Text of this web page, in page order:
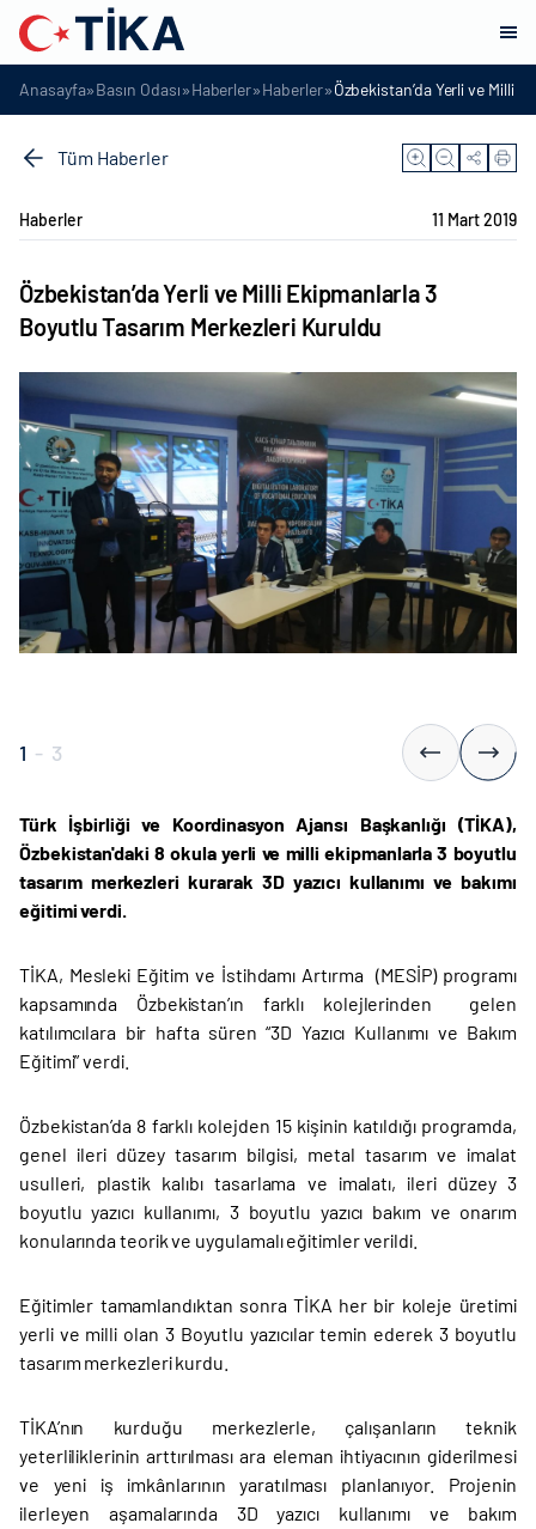
Anasayfa»Basın Odası»Haberler»Haberler»Özbekistan’da Yerli ve Milli
Tüm Haberler
Haberler 11 Mart 2019
Özbekistan’da Yerli ve Milli Ekipmanlarla 3
Boyutlu Tasarım Merkezleri Kuruldu
1 - 3
Türk İşbirliği ve Koordinasyon Ajansı Başkanlığı (TİKA),
Özbekistan'daki 8 okula yerli ve milli ekipmanlarla 3 boyutlu
tasarım merkezleri kurarak 3D yazıcı kullanımı ve bakımı
eğitimi verdi.
TİKA, Mesleki Eğitim ve İstihdamı Artırma (MESİP) programı
kapsamında Özbekistan’ın farklı kolejlerinden gelen
katılımcılara bir hafta süren “3D Yazıcı Kullanımı ve Bakım
Eğitimi”verdi.
Özbekistan’da 8 farklı kolejden 15 kişinin katıldığı programda,
genel ileri düzey tasarım bilgisi, metal tasarım ve imalat
usulleri, plastik kalıbı tasarlama ve imalatı, ileri düzey 3
boyutlu yazıcı kullanımı, 3 boyutlu yazıcı bakım ve onarım
konularında teorik ve uygulamalı eğitimler verildi.
Eğitimler tamamlandıktan sonra TİKA her bir koleje üretimi
yerli ve milli olan 3 Boyutlu yazıcılar temin ederek 3 boyutlu
tasarım merkezleri kurdu.
TİKA’nın kurduğu merkezlerle, çalışanların teknik
yeterliliklerinin arttırılması ara eleman ihtiyacının giderilmesi
ve yeni iş imkânlarının yaratılması planlanıyor. Projenin
ilerleyen aşamalarında 3D yazıcı kullanımı ve bakım